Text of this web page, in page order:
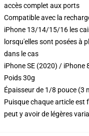
accès complet aux ports
Compatible avec la
iPhone 13/14/15/16 les
lorsqu'elles sont posées à
dans le cas
iPhone SE (2020) / iPhone
Poids 30g
Épaisseur de 1/8 pouce (3
Puisque chaque article est
peut y avoir de légères